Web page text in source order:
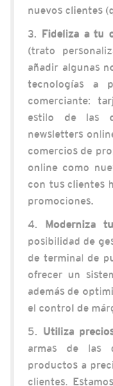
nuevos clientes
3. Fideliza a tu
(trato
añadir algunas
tecnologías a
comerciante:
estilo de las
newsletters
comercios de
online como
con tus clientes
promociones.
4. Moderniza
posibilidad de
de terminal de
ofrecer un
además de
el control de
5. Utiliza
armas de las
productos a
clientes.